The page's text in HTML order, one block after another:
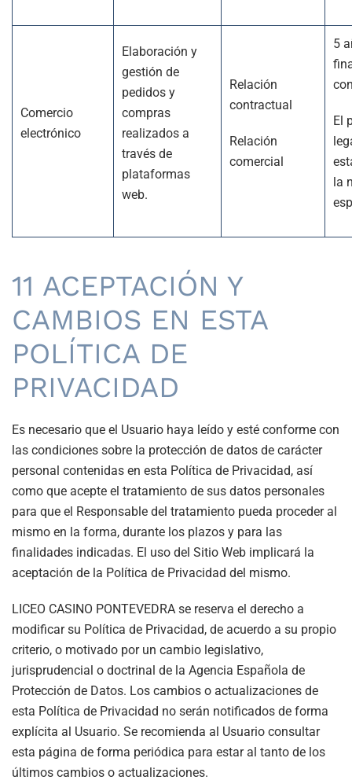
Comercio
electrónico
Elaboración y
gestión de
pedidos y
compras
realizados a
través de
plataformas
web.
Relación
contractual
Relación
comercial
5
El
la
11 ACEPTACIÓN Y
CAMBIOS EN ESTA
POLÍTICA DE
PRIVACIDAD
Es necesario que el Usuario haya leído y esté conforme con
las condiciones sobre la protección de datos de carácter
personal contenidas en esta Política de Privacidad, así
como que acepte el tratamiento de sus datos personales
para que el Responsable del tratamiento pueda proceder al
mismo en la forma, durante los plazos y para las
finalidades indicadas. El uso del Sitio Web implicará la
aceptación de la Política de Privacidad del mismo.
LICEO CASINO PONTEVEDRA se reserva el derecho a
modificar su Política de Privacidad, de acuerdo a su propio
criterio, o motivado por un cambio legislativo,
jurisprudencial o doctrinal de la Agencia Española de
Protección de Datos. Los cambios o actualizaciones de
esta Política de Privacidad no serán notificados de forma
explícita al Usuario. Se recomienda al Usuario consultar
esta página de forma periódica para estar al tanto de los
últimos cambios o actualizaciones.